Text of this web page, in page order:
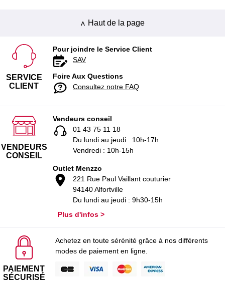
Haut de la page
SERVICE
CLIENT
Pour joindre le Service Client
SAV
Foire Aux Questions
Consultez notre FAQ
VENDEURS
CONSEIL
Vendeurs conseil
01 43 75 11 18
Du lundi au jeudi : 10h-17h
Vendredi : 10h-15h
Outlet Menzzo
221 Rue Paul Vaillant couturier
94140 Alfortville
Du lundi au jeudi : 9h30-15h
Plus d'infos >
PAIEMENT
SÉCURISÉ
Achetez en toute sérénité grâce à nos différents
modes de paiement en ligne.